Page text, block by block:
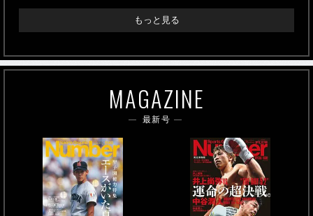
もっと見る
MAGAZINE
最新号